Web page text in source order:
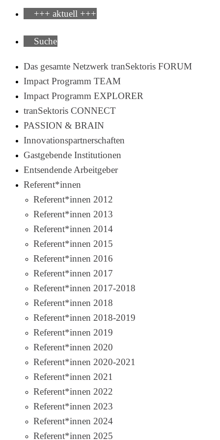
+++ aktuell +++
Suche
Das gesamte Netzwerk tranSektoris FORUM
Impact Programm TEAM
Impact Programm EXPLORER
tranSektoris CONNECT
PASSION & BRAIN
Innovationspartnerschaften
Gastgebende Institutionen
Entsendende Arbeitgeber
Referent*innen
Referent*innen 2012
Referent*innen 2013
Referent*innen 2014
Referent*innen 2015
Referent*innen 2016
Referent*innen 2017
Referent*innen 2017-2018
Referent*innen 2018
Referent*innen 2018-2019
Referent*innen 2019
Referent*innen 2020
Referent*innen 2020-2021
Referent*innen 2021
Referent*innen 2022
Referent*innen 2023
Referent*innen 2024
Referent*innen 2025